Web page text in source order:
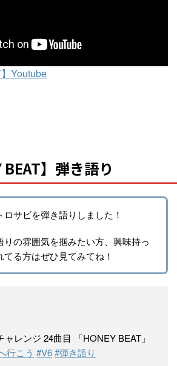
Youtube
BEAT】弾き語り
ロサビを弾き語りしました！
りの雰囲気を掴みたい方、興味持っ
てる方はぜひ見てみてね！
レンジ 24曲目 「HONEY BEAT」
行こう #V6#弾き語り